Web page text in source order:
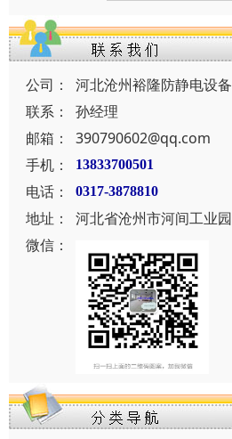
公司：
河北沧州裕隆防静电设
联系：
孙经理
邮箱：
390790602@qq.com
手机：
13833700501
电话： 0317-3878810
地址：
河北省沧州市河间工业
微信：